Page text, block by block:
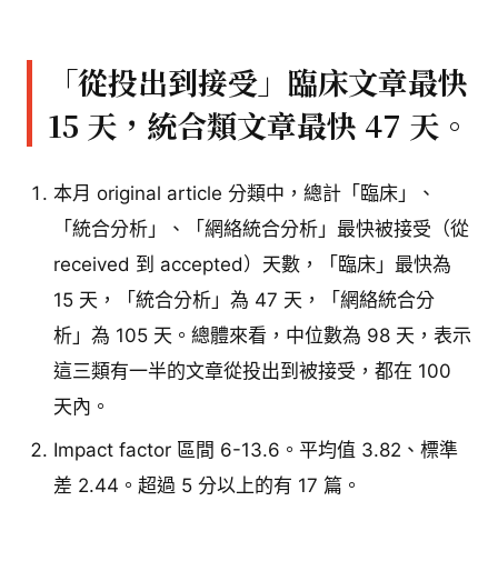
「從投出到接受」臨床文章最快
15 天，統合類文章最快 47 天。
本月 original article 分類中，總計「臨床」、
「統合分析」、「網絡統合分析」最快被接受（從
received 到 accepted）天數，「臨床」最快為
15 天，「統合分析」為 47 天，「網絡統合分
析」為 105 天。總體來看，中位數為 98 天，表示
這三類有一半的文章從投出到被接受，都在 100
天內。
Impact factor 區間 6-13.6。平均值 3.82、標準
差 2.44。超過 5 分以上的有 17 篇。